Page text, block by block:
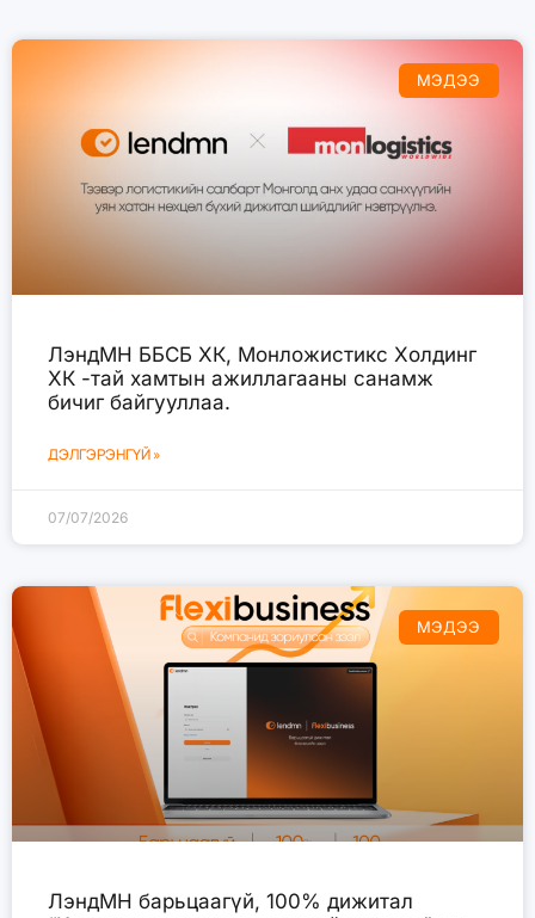
МЭДЭЭ
ЛэндМН ББСБ ХК, Монложистикс Холдинг
ХК -тай хамтын ажиллагааны санамж
бичиг байгууллаа.
ДЭЛГЭРЭНГҮЙ »
07/07/2026
МЭДЭЭ
ЛэндМН барьцаагүй, 100% дижитал